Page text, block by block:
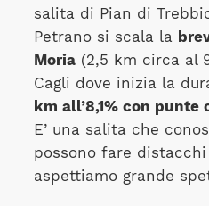
salita di Pian di
Petrano si scala la
Moria(2,5 km circa al
Cagli dove inizia la
km all’8,1% con punte
E’ una salita che
possono fare
aspettiamo grande